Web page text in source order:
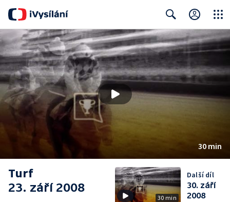
Search Close
30 min
Turf
23. září 2008
30 min
Další díl
30. září
2008